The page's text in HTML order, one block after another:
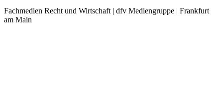
Fachmedien Recht und Wirtschaft | dfv Mediengruppe | Frankfurt
am Main